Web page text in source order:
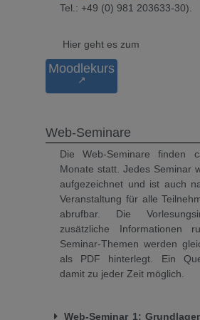
Tel.: +49 (0) 981 203633-30).
Hier geht es zum
Moodlekurs
↗
Web-Seminare
Die Web-Seminare finden
Monate statt. Jedes Seminar
aufgezeichnet und ist auch
Veranstaltung für alle
abrufbar. Die
zusätzliche Informationen
Seminar-Themen werden
als PDF hinterlegt. Ein
damit zu jeder Zeit möglich.
Web-Seminar 1: